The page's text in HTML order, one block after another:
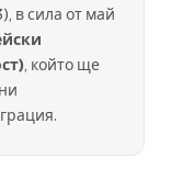
в сила от май
, който ще